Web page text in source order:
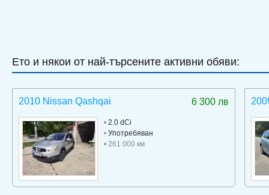
Ето и някои от най-търсените активни обяви:
6 300 лв
2010 Nissan Qashqai
• 2.0 dCi
• Употребяван
• 261 000 км